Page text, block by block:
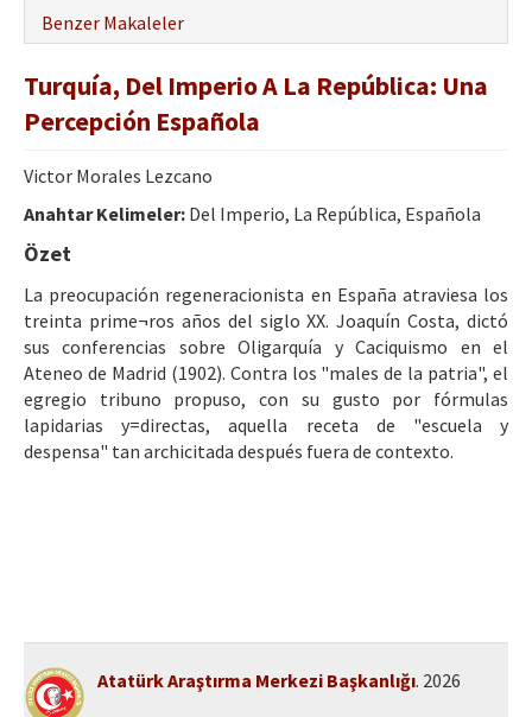
Yayın Politikası
Dergi Kurulları
Yayın İlkeleri
Etik İlkeler
Hakem Rehberi
İletişim
Benzer Makaleler
Turquía, Del Imperio A La República: Una
Percepción Española
Victor Morales Lezcano
Anahtar Kelimeler: Del Imperio, La República, Española
Özet
La preocupación regeneracionista en España atraviesa los
treinta prime¬ros años del siglo XX. Joaquín Costa, dictó
sus conferencias sobre Oligarquía y Caciquismo en el
Ateneo de Madrid (1902). Contra los "males de la patria", el
egregio tribuno propuso, con su gusto por fórmulas
lapidarias y=directas, aquella receta de "escuela y
despensa" tan archicitada después fuera de contexto.
Atatürk Araştırma Merkezi Başkanlığı. 2026